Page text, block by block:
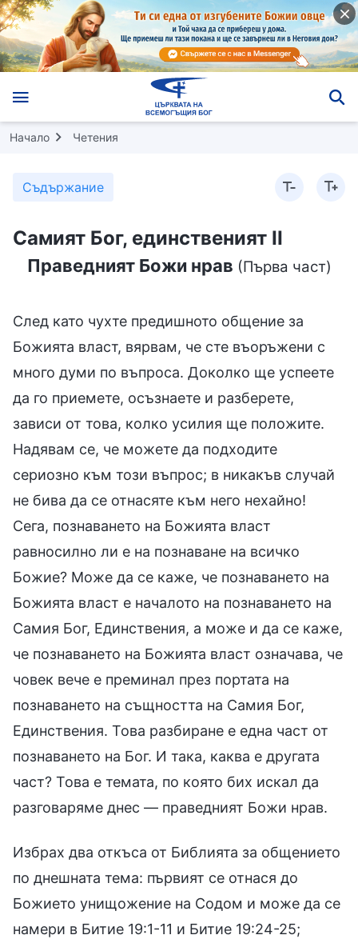
Начало Четения
Съдържание
Самият Бог, единственият II
Праведният Божи нрав (Първа част)
След като чухте предишното общение за
Божията власт, вярвам, че сте въоръжени с
много думи по въпроса. Доколко ще успеете
да го приемете, осъзнаете и разберете,
зависи от това, колко усилия ще положите.
Надявам се, че можете да подходите
сериозно към този въпрос; в никакъв случай
не бива да се отнасяте към него нехайно!
Сега, познаването на Божията власт
равносилно ли е на познаване на всичко
Божие? Може да се каже, че познаването на
Божията власт е началото на познаването на
Самия Бог, Единствения, а може и да се каже,
че познаването на Божията власт означава, че
човек вече е преминал през портата на
познаването на същността на Самия Бог,
Единствения. Това разбиране е една част от
познаването на Бог. И така, каква е другата
част? Това е темата, по която бих искал да
разговаряме днес — праведният Божи нрав.
Избрах два откъса от Библията за общението
по днешната тема: първият се отнася до
Божието унищожение на Содом и може да се
намери в Битие 19:1-11 и Битие 19:24-25;